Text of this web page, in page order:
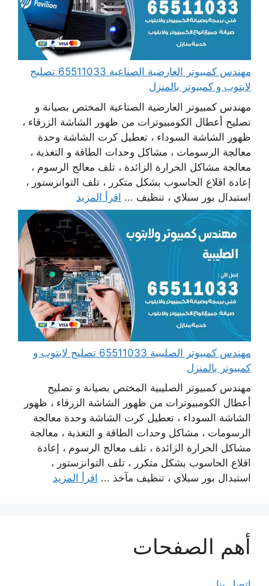
مهندس كمبيوتر العارضية الصناعية 65511033 تصليح
لابتوب و كمبيوتر بالمنزل
مهندس كمبيوتر العارضية الصناعية المختص بصيانة و
تصليح أعطال الكومبيوترات من ظهور الشاشة الزرقاء ،
ظهور الشاشة السوداء ، تعطيل كرت الشاشة وحدة
معالجة الرسومات ، مشاكل وحدات الطاقة و التغذية ،
معالجة مشاكل الحرارة الزائدة ، تلف معالج الرسوم ،
إعادة اقلاع الحاسوب بشكل متكرر ، تلف التوانزستور ،
استبدال بور سبلاي ، تنظيف ... اقرأ المزيد
مهندس كمبيوتر الصليبية 65511033 تصليح لابتوب و
كمبيوتر بالمنزل
مهندس كمبيوتر الصليبية المختص بصيانة و تصليح
أعطال الكومبيوترات من ظهور الشاشة الزرقاء ، ظهور
الشاشة السوداء ، تعطيل كرت الشاشة وحدة معالجة
الرسومات ، مشاكل وحدات الطاقة و التغذية ، معالجة
مشاكل الحرارة الزائدة ، تلف معالج الرسوم ، إعادة
اقلاع الحاسوب بشكل متكرر ، تلف التوانزستور ،
استبدال بور سبلاي ، تنظيف مآخذ ... اقرأ المزيد
أهم الصفحات